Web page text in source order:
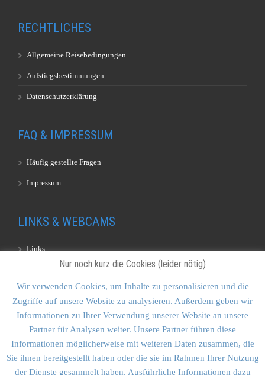
RECHTLICHES
Allgemeine Reisebedingungen
Aufstiegsbestimmungen
Datenschutzerklärung
FAQ & IMPRESSUM
Häufig gestellte Fragen
Impressum
LINKS & WEBCAMS
Links
KONTAKT & SITEMAP
Kontakt
Sitemap
Nur noch kurz die Cookies (leider nötig)
Wir verwenden Cookies, um Inhalte zu personalisieren und die
Zugriffe auf unsere Website zu analysieren. Außerdem geben wir
Informationen zu Ihrer Verwendung unserer Website an unsere
Partner für Analysen weiter. Unsere Partner führen diese
Informationen möglicherweise mit weiteren Daten zusammen, die
Sie ihnen bereitgestellt haben oder die sie im Rahmen Ihrer Nutzung
der Dienste gesammelt haben. Ausführliche Informationen dazu